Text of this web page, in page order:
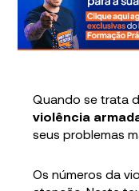
Quando se trata
violência
seus problemas
Os números da